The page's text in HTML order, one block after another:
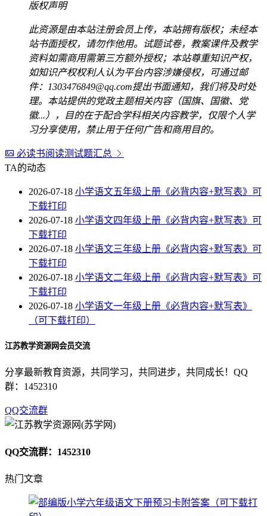
版权声明
此资源是由本站注册会员上传，本站拥有版权；未经本
站书面授权，请勿作他用。试题试卷，教案课件及教学
资料如需商用需第三方额外授权；本站尊重知识产权，
如知识产权权利人认为平台内容涉嫌侵权，可通过邮
件：1303476849@qq.com提出书面通知，我们将及时处
理。本站提供的党政主题相关内容（国旗、国徽、党
徽...），目的在于配合学科相关内容教学，仅限个人学
习分享使用，禁止用于任何广告和商用目的。
必读书阅读测试题汇总
TA的动态
2026-07-18 小学语文五年级上册《必背内容+默写表》可
下载打印
2026-07-18 小学语文四年级上册《必背内容+默写表》可
下载打印
2026-07-18 小学语文三年级上册《必背内容+默写表》可
下载打印
2026-07-18 小学语文二年级上册《必背内容+默写表》可
下载打印
2026-07-18 小学语文一年级上册《必背内容+默写表》
（可下载打印）
江苏教学资源网会员交流
分享最新教育资源，共同学习，共同进步，共同成长！QQ
群：1452310
QQ交流群
QQ交流群：1452310
热门文章